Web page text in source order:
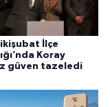
İlçe
Koray
güven tazeledi